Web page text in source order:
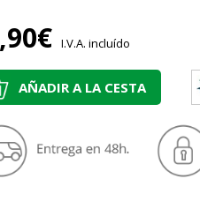
,90€ I.V.A. incluído
AÑADIR A LA CESTA